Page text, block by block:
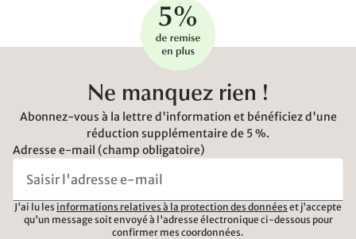
Ne manquez rien !
Abonnez-vous à la lettre d'information et bénéficiez d'une
réduction supplémentaire de 5 %.
Adresse e-mail (champ obligatoire)
J'ai lu les informations relatives à la protection des données et j'accepte
qu'un message soit envoyé à l'adresse électronique ci-dessous pour
confirmer mes coordonnées.